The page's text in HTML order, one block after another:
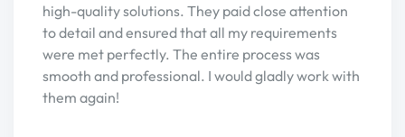
high-quality solutions. They paid close attention
to detail and ensured that all my requirements
were met perfectly. The entire process was
smooth and professional. I would gladly work with
them again!